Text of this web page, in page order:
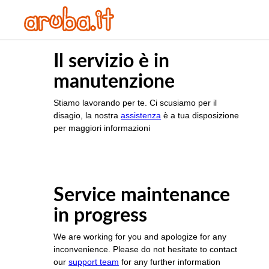
Il servizio è in
manutenzione
Stiamo lavorando per te. Ci scusiamo per il
disagio, la nostra assistenza è a tua disposizione
per maggiori informazioni
Service maintenance
in progress
We are working for you and apologize for any
inconvenience. Please do not hesitate to contact
our support team for any further information